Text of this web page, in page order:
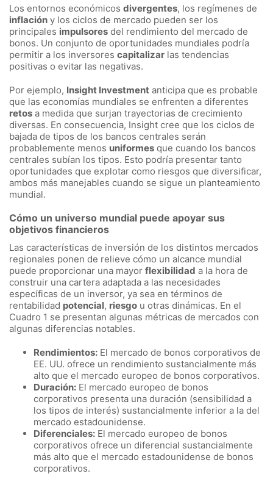
Los entornos económicos divergentes, los regímenes de
inflación y los ciclos de mercado pueden ser los
principales impulsores del rendimiento del mercado de
bonos. Un conjunto de oportunidades mundiales podría
permitir a los inversores capitalizar las tendencias
positivas o evitar las negativas.
Por ejemplo, Insight Investment anticipa que es probable
que las economías mundiales se enfrenten a diferentes
retos a medida que surjan trayectorias de crecimiento
diversas. En consecuencia, Insight cree que los ciclos de
bajada de tipos de los bancos centrales serán
probablemente menos uniformes que cuando los bancos
centrales subían los tipos. Esto podría presentar tanto
oportunidades que explotar como riesgos que diversificar,
ambos más manejables cuando se sigue un planteamiento
mundial.
Cómo un universo mundial puede apoyar sus
objetivos financieros
Las características de inversión de los distintos mercados
regionales ponen de relieve cómo un alcance mundial
puede proporcionar una mayor flexibilidad a la hora de
construir una cartera adaptada a las necesidades
específicas de un inversor, ya sea en términos de
rentabilidad potencial, riesgo u otras dinámicas. En el
Cuadro 1 se presentan algunas métricas de mercados con
algunas diferencias notables.
Rendimientos: El mercado de bonos corporativos de
EE. UU. ofrece un rendimiento sustancialmente más
alto que el mercado europeo de bonos corporativos.
Duración: El mercado europeo de bonos
corporativos presenta una duración (sensibilidad a
los tipos de interés) sustancialmente inferior a la del
mercado estadounidense.
Diferenciales: El mercado europeo de bonos
corporativos ofrece un diferencial sustancialmente
más alto que el mercado estadounidense de bonos
corporativos.